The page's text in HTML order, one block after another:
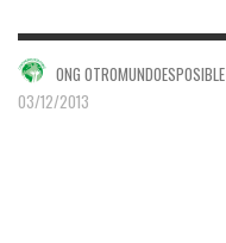
ONG OTROMUNDOESPOSIBLE
03/12/2013